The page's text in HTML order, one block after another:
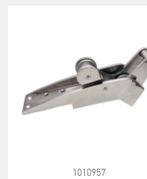
1010957